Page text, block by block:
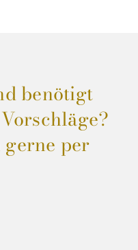
benötigt
per